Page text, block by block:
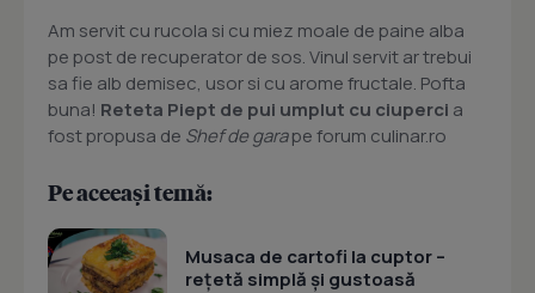
Am servit cu rucola si cu miez moale de paine alba
pe post de recuperator de sos. Vinul servit ar trebui
sa fie alb demisec, usor si cu arome fructale. Pofta
buna! Reteta Piept de pui umplut cu ciuperci a
fost propusa de Shef de garape forum culinar.ro
Pe aceeași temă:
Musaca de cartofi la cuptor –
rețetă simplă și gustoasă